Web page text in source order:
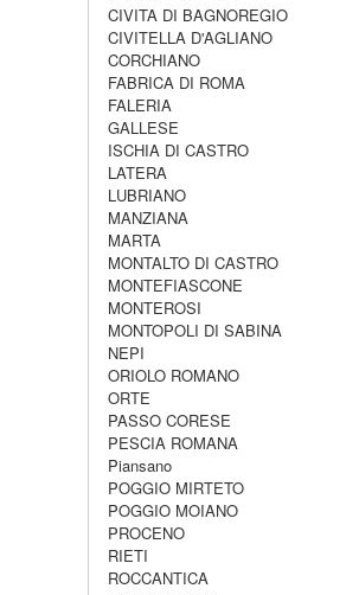
CIVITA DI BAGNOREGIO
CIVITELLA D'AGLIANO
CORCHIANO
FABRICA DI ROMA
FALERIA
GALLESE
ISCHIA DI CASTRO
LATERA
LUBRIANO
MANZIANA
MARTA
MONTALTO DI CASTRO
MONTEFIASCONE
MONTEROSI
MONTOPOLI DI SABINA
NEPI
ORIOLO ROMANO
ORTE
PASSO CORESE
PESCIA ROMANA
Piansano
POGGIO MIRTETO
POGGIO MOIANO
PROCENO
RIETI
ROCCANTICA